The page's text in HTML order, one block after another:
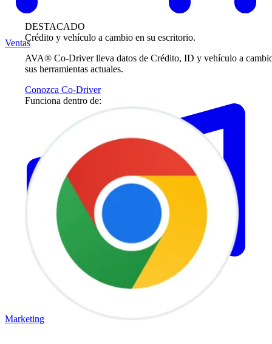
DESTACADO
Crédito y vehículo a cambio en su escritorio.
AVA® Co-Driver lleva datos de Crédito, ID y vehículo a
sus herramientas actuales.
Conozca Co-Driver
Funciona dentro de:
Ventas
Marketing